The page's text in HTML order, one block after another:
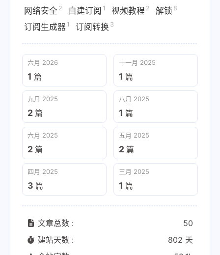
网络安全 2 自建订阅 1 视频教程 2 解锁 8
订阅生成器 1 订阅转换 3
六月 2026
1 篇
十一月 2025
1 篇
九月 2025
2 篇
八月 2025
1 篇
六月 2025
2 篇
五月 2025
2 篇
四月 2025
3 篇
三月 2025
1 篇
文章总数 :
50
建站天数 :
802 天